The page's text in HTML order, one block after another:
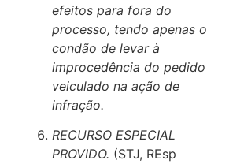
efeitos para fora do
processo, tendo apenas o
condão de levar à
improcedência do pedido
veiculado na ação de
infração.
RECURSO ESPECIAL
PROVIDO. (STJ, REsp